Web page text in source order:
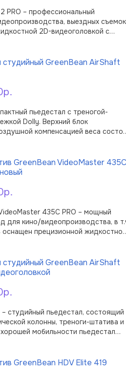
PRO – профессиональный
выездных
2D-видеоголовкой с
оборуд …
студийный GreenBean AirShaft
пьедестал с треногой-
Dolly. Верхний блок
компенсацией веса
позициониро …
GreenBean VideoMaster 435С
435С PRO – мощный
для кино/видеопроизводства, в
д …
студийный GreenBean AirShaft
студийный пьедестал, состоящий
колонны, треноги-штатива и
GreenBean HDV Elite 419